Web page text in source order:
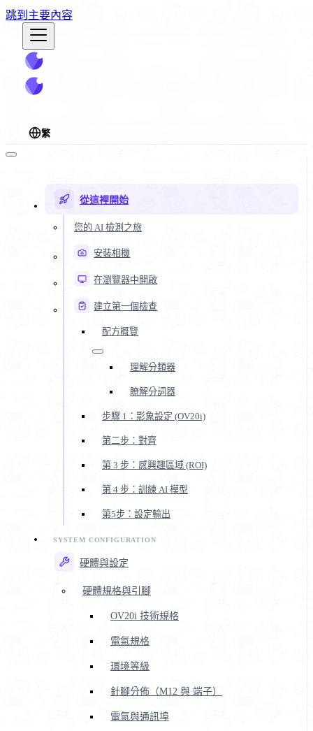
跳到主要內容
繁
從這裡開始
您的 AI 檢測之旅
安裝相機
在瀏覽器中開啟
建立第一個檢查
配方概覽
理解分類器
瞭解分詞器
步驟 1：影象設定 (OV20i)
第二步：對齊
第 3 步：感興趣區域 (ROI)
第 4 步：訓練 AI 模型
第5步：設定輸出
硬體與設定
硬體規格與引腳
OV20i 技術規格
電氣規格
環境等級
針腳分佈（M12 與 端子）
電氣與通訊埠